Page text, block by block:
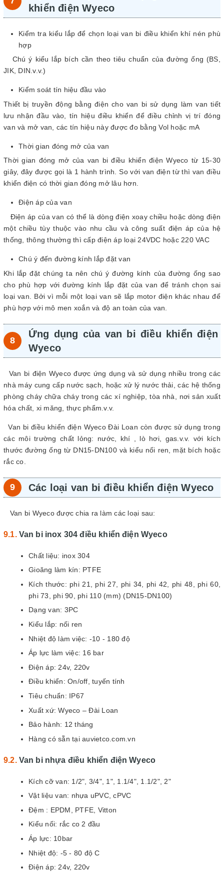
khiển điện Wyeco
Kiểm tra kiểu lắp để chọn loại van bi điều khiển khí nén phù
hợp
Chú ý kiểu lắp bích cần theo tiêu chuẩn của đường ống (BS,
JIK, DIN.v.v.)
Kiểm soát tín hiệu đầu vào
Thiết bị truyền động bằng điện cho van bi sử dụng làm van tiết
lưu nhận đầu vào, tín hiệu điều khiển để điều chỉnh vị trí đóng
van và mở van, các tín hiệu này được đo bằng Vol hoặc mA
Thời gian đóng mở của van
Thời gian đóng mở của van bi điều khiển điện Wyeco từ 15-30
giây, đây được gọi là 1 hành trình. So với van điện từ thì van điều
khiển điện có thời gian đóng mở lâu hơn.
Điện áp của van
Điện áp của van có thể là dòng điện xoay chiều hoặc dòng điện
một chiều tùy thuộc vào nhu cầu và công suất điện áp của hệ
thống, thông thường thì cấp điện áp loại 24VDC hoặc 220 VAC
Chú ý đến đường kính lắp đặt van
Khi lắp đặt chúng ta nên chú ý đường kính của đường ống sao
cho phù hợp với đường kính lắp đặt của van để tránh chọn sai
loại van. Bởi vì mỗi một loại van sẽ lắp motor điện khác nhau để
phù hợp với mô men xoắn và độ an toàn của van.
Ứng dụng của van bi điều khiển điện
Wyeco
Van bi điện Wyeco được ứng dụng và sử dụng nhiều trong các
nhà máy cung cấp nước sạch, hoặc xử lý nước thải, các hệ thống
phòng cháy chữa cháy trong các xí nghiệp, tòa nhà, nơi sản xuất
hóa chất, xi măng, thực phẩm.v.v.
Van bi điều khiển điện Wyeco Đài Loan còn được sử dụng trong
các môi trường chất lỏng: nước, khí , lò hơi, gas.v.v. với kích
thước đường ống từ DN15-DN100 và kiểu nối ren, mặt bích hoặc
rắc co.
Các loại van bi điều khiển điện Wyeco
Van bi Wyeco được chia ra làm các loại sau:
Van bi inox 304 điều khiển điện Wyeco
Chất liệu: inox 304
Gioăng làm kín: PTFE
Kích thước: phi 21, phi 27, phi 34, phi 42, phi 48, phi 60,
phi 73, phi 90, phi 110 (mm) (DN15-DN100)
Dạng van: 3PC
Kiểu lắp: nối ren
Nhiệt độ làm việc: -10 - 180 độ
Áp lực làm việc: 16 bar
Điện áp: 24v, 220v
Điều khiển: On/off, tuyến tính
Tiêu chuẩn: IP67
Xuất xứ: Wyeco – Đài Loan
Bảo hành: 12 tháng
Hàng có sẵn tại auvietco.com.vn
Van bi nhựa điều khiển điện Wyeco
Kích cỡ van: 1/2", 3/4", 1", 1.1/4", 1.1/2", 2"
Vật liệu van: nhựa uPVC, cPVC
Đệm : EPDM, PTFE, Vitton
Kiểu nối: rắc co 2 đầu
Áp lực: 10bar
Nhiệt độ: -5 - 80 độ C
Điện áp: 24v, 220v